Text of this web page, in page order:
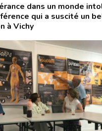
dans un monde
qui a suscité un
à Vichy